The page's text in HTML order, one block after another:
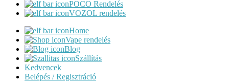
POCO Rendelés
VOZOL rendelés
Home
Vape rendelés
Blog
Szállítás
Kedvencek
Belépés / Regisztráció